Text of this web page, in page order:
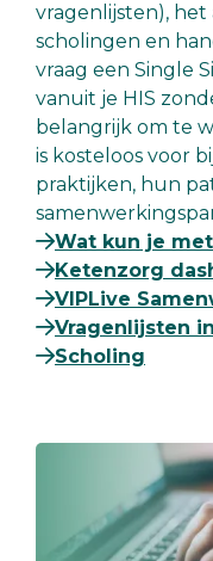
vragenlijsten), het
scholingen en
vraag een Single
vanuit je HIS
belangrijk om te
is kosteloos voor
praktijken, hun
Wat kun je
Ketenzorg
VIPLive
Vragenlijsten
Scholing